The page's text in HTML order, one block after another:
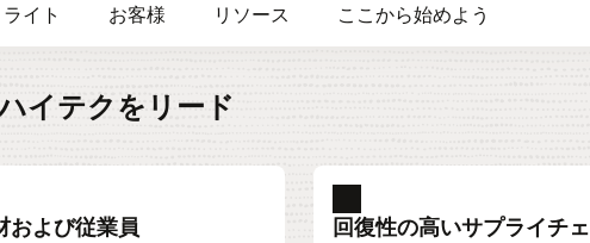
イト お客様 リソース ここから始めよう
イテクをリード
および従業員
回復性の高いサプライチェ